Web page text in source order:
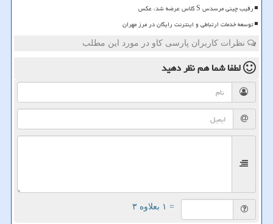
رقیب چینی مرسدس S کلاس عرضه شد، عکس
توسعه خدمات ارتباطی و اینترنت رایگان در مرز مهران
نظرات کاربران پارسی کاو در مورد این مطلب
لطفا شما همنظر دهید
= ۱ بعلاوه ۳